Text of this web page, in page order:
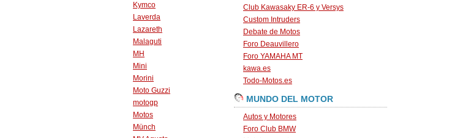
Kymco
Laverda
Lazareth
Malaguti
MH
Mini
Morini
Moto Guzzi
motogp
Motos
Münch
Club Kawasaky ER-6 y Versys
Custom Intruders
Debate de Motos
Foro Deauvillero
Foro YAMAHA MT
kawa.es
Todo-Motos.es
MUNDO DEL MOTOR
Autos y Motores
Foro Club BMW